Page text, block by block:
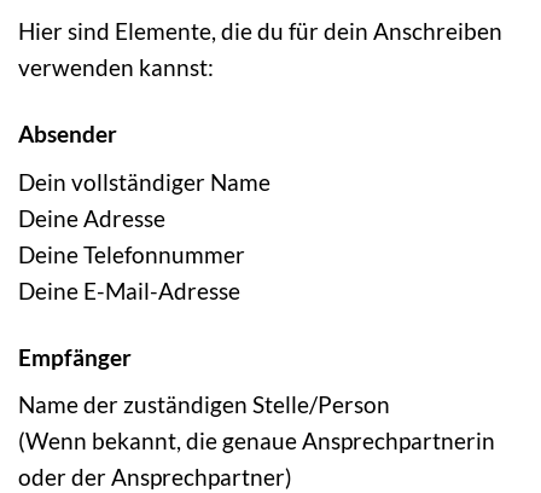
Hier sind Elemente, die du für dein Anschreiben
verwenden kannst:
Absender
Dein vollständiger Name
Deine Adresse
Deine Telefonnummer
Deine E-Mail-Adresse
Empfänger
Name der zuständigen Stelle/Person
(Wenn bekannt, die genaue Ansprechpartnerin
oder der Ansprechpartner)